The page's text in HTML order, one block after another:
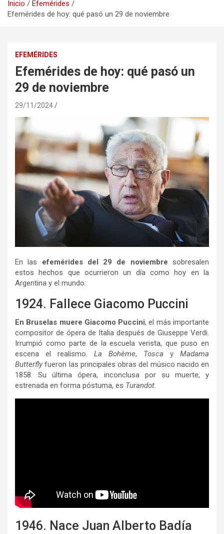
Inicio
Efemérides
Efemérides de hoy: qué pasó un 29 de noviembre
EFEMÉRIDES
Efemérides de hoy: qué pasó un
29 de noviembre
29/11/2024
En las efemérides del 29 de noviembre sobresalen
estos hechos que ocurrieron un día como hoy en la
Argentina y el mundo:
1924. Fallece Giacomo Puccini
En Bruselas muere Giacomo Puccini, el más importante
compositor de ópera de Italia después de Giuseppe Verdi.
Irrumpió como parte de la escuela verista, que puso en
escena el realismo. La Bohème, Tosca y Madama
Butterfly fueron las principales obras del músico nacido en
1858. Su última ópera, inconclusa por su muerte, y
estrenada en forma póstuma, es Turandot.
1946. Nace Juan Alberto Badía